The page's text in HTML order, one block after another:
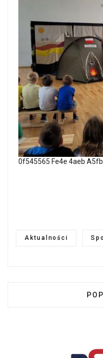
0f545565 Fe4e 4aeb
Aktualności